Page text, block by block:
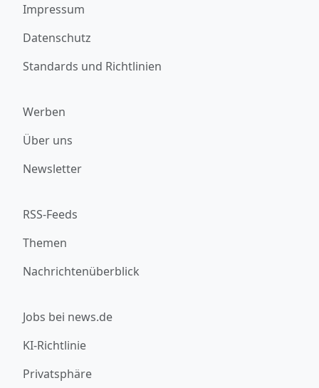
Impressum
Datenschutz
Standards und Richtlinien
Werben
Über uns
Newsletter
RSS-Feeds
Themen
Nachrichtenüberblick
Jobs bei news.de
KI-Richtlinie
Privatsphäre